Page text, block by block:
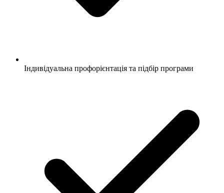
Індивідуальна профорієнтація та підбір програми